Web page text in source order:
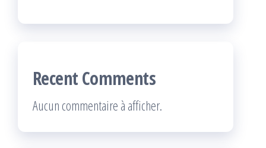
Recent Comments
Aucun commentaire à afficher.